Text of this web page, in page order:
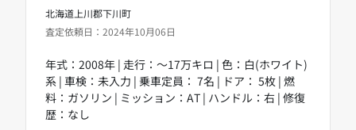
北海道上川郡下川町
査定依頼日：2024年10月06日
年式：2008年 | 走行：～17万キロ | 色：白(ホワイト)
系 | 車検：未入力 | 乗車定員： 7名 | ドア： 5枚 | 燃
料：ガソリン | ミッション：AT | ハンドル：右 | 修復
歴：なし